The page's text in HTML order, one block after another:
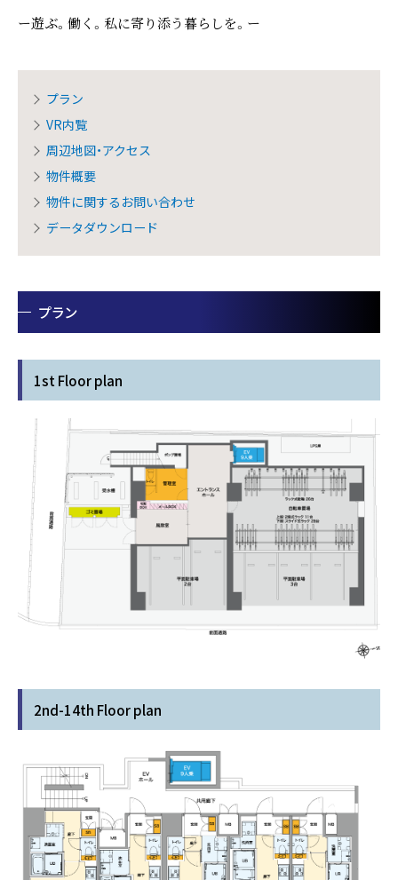
ー遊ぶ。働く。私に寄り添う暮らしを。ー
プラン
VR内覧
周辺地図・アクセス
物件概要
物件に関するお問い合わせ
データダウンロード
プラン
1st Floor plan
2nd-14th Floor plan